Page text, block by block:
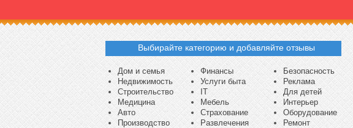
Выбирайте категорию и добавляйте отзывы
Дом и семья
Недвижимость
Строительство
Медицина
Авто
Производство
Финансы
Услуги быта
IT
Мебель
Страхование
Развлечения
Безопасность
Реклама
Для детей
Интерьер
Оборудование
Ремонт